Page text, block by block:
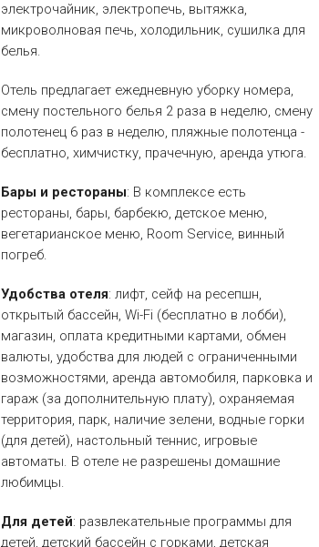
электрочайник, электропечь, вытяжка,
микроволновая печь, холодильник, сушилка для
белья.
Отель предлагает ежедневную уборку номера,
смену постельного белья 2 раза в неделю, смену
полотенец 6 раз в неделю, пляжные полотенца -
бесплатно, химчистку, прачечную, аренда утюга.
Бары и рестораны: В комплексе есть
рестораны, бары, барбекю, детское меню,
вегетарианское меню, Room Service, винный
погреб.
Удобства отеля: лифт, сейф на ресепшн,
открытый бассейн, Wi-Fi (бесплатно в лобби),
магазин, оплата кредитными картами, обмен
валюты, удобства для людей с ограниченными
возможностями, аренда автомобиля, парковка и
гараж (за дополнительную плату), охраняемая
территория, парк, наличие зелени, водные горки
(для детей), настольный теннис, игровые
автоматы. В отеле не разрешены домашние
любимцы.
Для детей: развлекательные программы для
детей, детский бассейн с горками, детская